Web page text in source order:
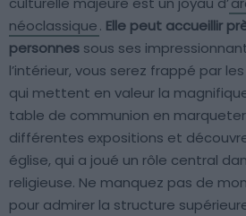
néoclassique. Elle peut accueillir
personnes sous ses
l’intérieur, vous serez frappé par
qui mettent en valeur la
table de communion en
différentes expositions et
église, qui a joué un rôle central
religieuse. Ne manquez pas de
pour admirer la structure